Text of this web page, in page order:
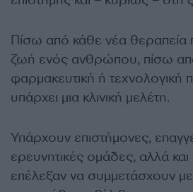
Πίσω από κάθε νέα θεραπεία
ζωή ενός ανθρώπου, πίσω
φαρμακευτική ή τεχνολογική
υπάρχει μια κλινική μελέτη.
Υπάρχουν επιστήμονες,
ερευνητικές ομάδες, αλλά
επέλεξαν να συμμετάσχουν